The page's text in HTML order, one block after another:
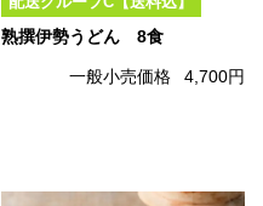
熟撰伊勢うどん 8食
一般小売価格 4,700円